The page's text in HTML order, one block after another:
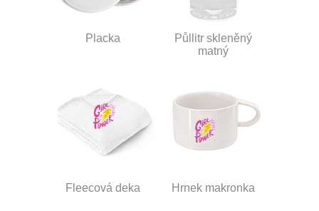
Placka
Půllitr skleněný
matný
Fleecová deka Hrnek makronka